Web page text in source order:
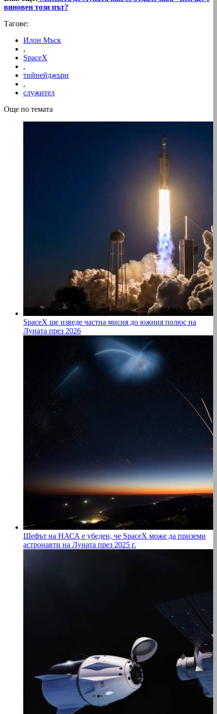
виновен този път?
Тагове:
Илон Мъск
,
SpaceX
,
тийнейджъри
,
служител
Още по темата
SpaceX ще изведе частна мисия до южния полюс на
Луната през 2026
Шефът на НАСА е убеден, че SpaceX може да приземи
астронавти на Луната през 2025 г.